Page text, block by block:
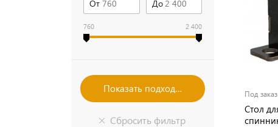
От До
760 2 400
Под заказ
Стол